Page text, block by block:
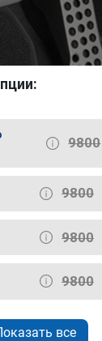
9800
9800
9800
9800
все